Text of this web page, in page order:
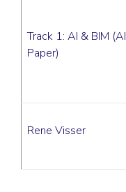
Track 1: AI & BIM (AI
Paper)
Rene Visser